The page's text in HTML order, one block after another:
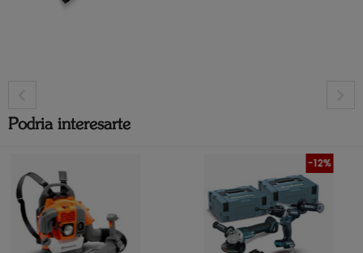
Podria interesarte
-12%